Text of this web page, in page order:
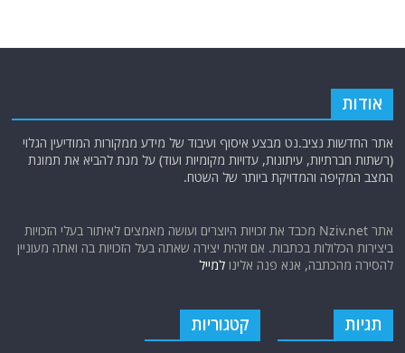
אודות
אתר החדשות נציב.נט מבצע איסוף ועיבוד של מידע ממקורות המודיעין הגלוי
(רשתות חברתיות, עיתונות, עדויות מקומיות ועוד) על מנת להביא את תמונת
המצב המקיפה והמדויקת ביותר של השטח.
אתר Nziv.net מכבד את זכויות היוצרים ועושה מאמצים לאיתור בעלי הזכויות
ביצירות הכלולות בכתבות. אם זיהית יצירה שאתה בעל הזכויות בה ואתה מעוניין
להסירה מהכתבה, אנא פנה אלינולמייל
תגיות קטגוריות